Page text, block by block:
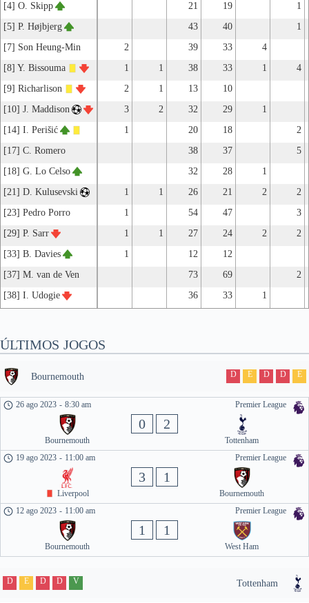
[4] O. Skipp 21 19
1
[5] P. Højbjerg
43 40
1
[7] Son Heung-Min
2 39 33
4
[8] Y. Bissouma
1 1 38 33 1
4
[9] Richarlison
2 1 13
10
[10] J. Maddison
3 2 32 29
1
[14] I. Perišić
1 20 18
2
[17] C. Romero
38 37
5
[18] G. Lo Celso
32 28
1
[21] D. Kulusevski
1 1 26 21 2
2
[23] Pedro Porro
1 54 47
3
[29] P. Sarr
1 1 27 24 2
2
[33] B. Davies
1 12
12
[37] M. van de Ven
73 69
2
[38] I. Udogie
36 33 1
ÚLTIMOS JOGOS
Bournemouth D E D D E
Premier League
26 ago 2023 - 8:30 am
Bournemouth
0 2
Tottenham
Premier League
19 ago 2023 - 11:00 am
Liverpool
3 1
Bournemouth
Premier League
12 ago 2023 - 11:00 am
Bournemouth
1 1
West Ham
Tottenham
D E D D V